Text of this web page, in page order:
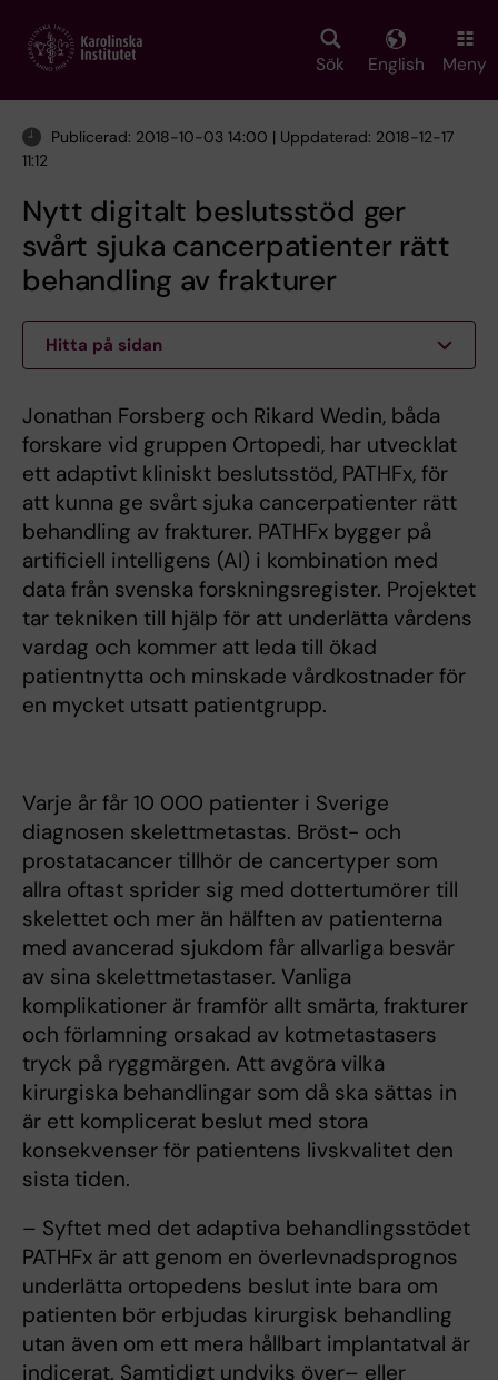
main
Sök English Meny
Publicerad: 2018-10-03 14:00 | Uppdaterad: 2018-12-17
11:12
Nytt digitalt beslutsstöd ger
svårt sjuka cancerpatienter rätt
behandling av frakturer
Hitta på sidan
Jonathan Forsberg och Rikard Wedin, båda
forskare vid gruppen Ortopedi, har utvecklat
ett adaptivt kliniskt beslutsstöd, PATHFx, för
att kunna ge svårt sjuka cancerpatienter rätt
behandling av frakturer. PATHFx bygger på
artificiell intelligens (AI) i kombination med
data från svenska forskningsregister. Projektet
tar tekniken till hjälp för att underlätta vårdens
vardag och kommer att leda till ökad
patientnytta och minskade vårdkostnader för
en mycket utsatt patientgrupp.
Varje år får 10 000 patienter i Sverige
diagnosen skelettmetastas. Bröst- och
prostatacancer tillhör de cancertyper som
allra oftast sprider sig med dottertumörer till
skelettet och mer än hälften av patienterna
med avancerad sjukdom får allvarliga besvär
av sina skelettmetastaser. Vanliga
komplikationer är framför allt smärta, frakturer
och förlamning orsakad av kotmetastasers
tryck på ryggmärgen. Att avgöra vilka
kirurgiska behandlingar som då ska sättas in
är ett komplicerat beslut med stora
konsekvenser för patientens livskvalitet den
sista tiden.
– Syftet med det adaptiva behandlingsstödet
PATHFx är att genom en överlevnadsprognos
underlätta ortopedens beslut inte bara om
patienten bör erbjudas kirurgisk behandling
utan även om ett mera hållbart implantatval är
indicerat. Samtidigt undviks över– eller